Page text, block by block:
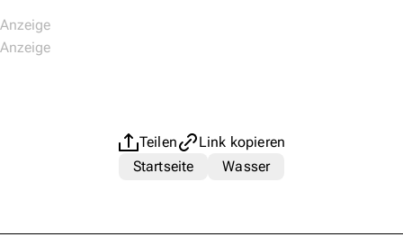
Teilen
Link kopieren
Startseite
Wasser